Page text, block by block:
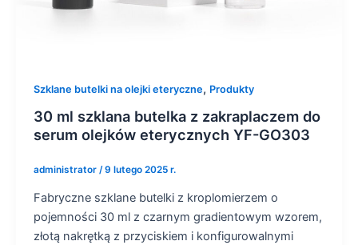
Szklane butelki na olejki eteryczne, Produkty
30 ml szklana butelka z zakraplaczem do
serum olejków eterycznych YF-GO303
administrator /9 lutego 2025 r.
Fabryczne szklane butelki z kroplomierzem o
pojemności 30 ml z czarnym gradientowym wzorem,
złotą nakrętką z przyciskiem i konfigurowalnymi